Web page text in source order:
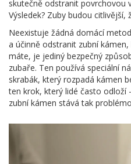
skutečně odstranit povrchovou
Výsledek? Zuby budou
Neexistuje žádná domácí
a účinně odstranit zubní
máte, je jediný bezpečný
zubaře. Ten používá speciální
skrabák, který rozpadá kámen
ten krok, který lidé často odloží
zubní kámen stává tak